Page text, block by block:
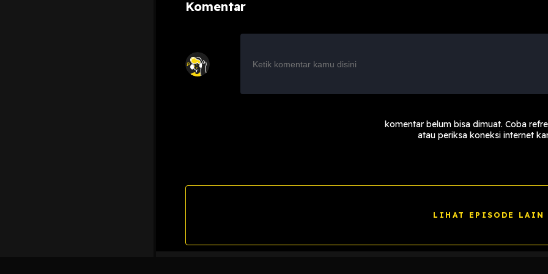
Komentar
komentar belum bisa dimuat. Coba
atau periksa koneksi internet
LIHAT EPISODE LAIN